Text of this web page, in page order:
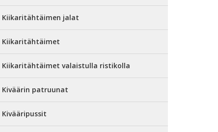
Kiikaritähtäimen jalat
Kiikaritähtäimet
Kiikaritähtäimet valaistulla ristikolla
Kiväärin patruunat
Kivääripussit